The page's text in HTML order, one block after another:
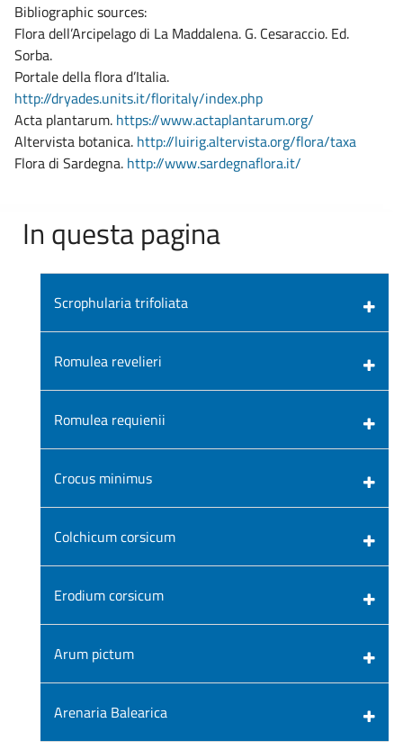
Bibliographic sources:
Flora dell’Arcipelago di La Maddalena. G. Cesaraccio. Ed.
Sorba.
Portale della flora d’Italia.
http://dryades.units.it/floritaly/index.php
Acta plantarum. https://www.actaplantarum.org/
Altervista botanica. http://luirig.altervista.org/flora/taxa
Flora di Sardegna. http://www.sardegnaflora.it/
In questa pagina
Scrophularia trifoliata
Romulea revelieri
Romulea requienii
Crocus minimus
Colchicum corsicum
Erodium corsicum
Arum pictum
Arenaria Balearica